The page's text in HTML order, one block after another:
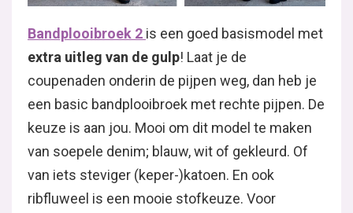
Bandplooibroek 2 is een goed basismodel met
extra uitleg van de gulp! Laat je de
coupenaden onderin de pijpen weg, dan heb je
een basic bandplooibroek met rechte pijpen. De
keuze is aan jou. Mooi om dit model te maken
van soepele denim; blauw, wit of gekleurd. Of
van iets steviger (keper-)katoen. En ook
ribfluweel is een mooie stofkeuze. Voor